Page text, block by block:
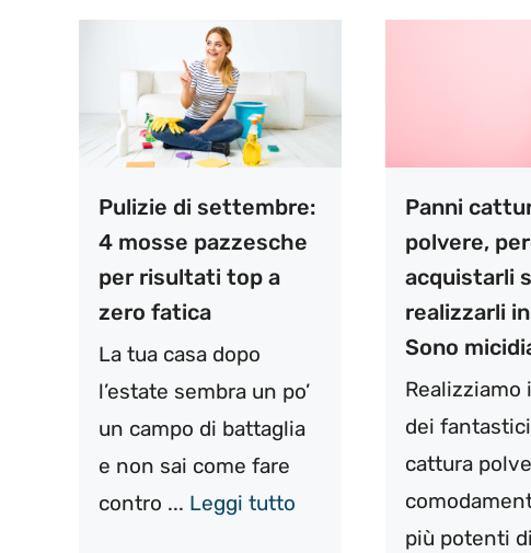
Pulizie di settembre:
4 mosse pazzesche
per risultati top a
zero fatica
La tua casa dopo
l’estate sembra un po’
un campo di battaglia
e non sai come fare
contro ... Leggi tutto
Panni
polvere,
acquistarli
realizzarli
Sono
Realizziamo
dei
cattura
più potenti